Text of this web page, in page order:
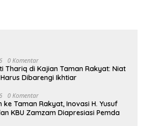
0 Komentar
Thariq di Kajian Taman Rakyat: Niat
Dibarengi Ikhtiar
0 Komentar
ke Taman Rakyat, Inovasi H. Yusuf
KBU Zamzam Diapresiasi Pemda